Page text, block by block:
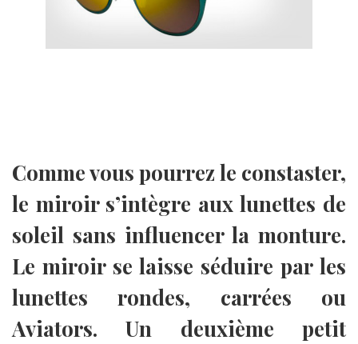
Comme vous pourrez le constaster,
le miroir s’intègre aux lunettes de
soleil sans influencer la monture.
Le miroir se laisse séduire par les
lunettes rondes, carrées ou
Aviators. Un deuxième petit